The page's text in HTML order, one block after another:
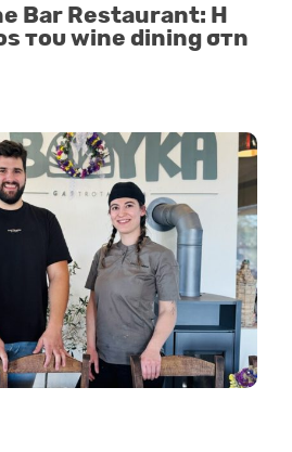
Bar Restaurant: Η
του wine dining στη